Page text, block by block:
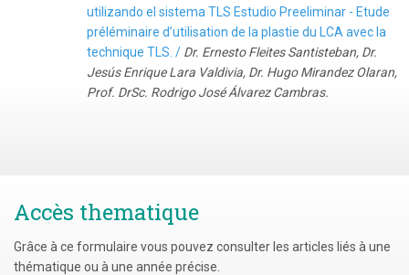
utilizando el sistema TLS Estudio Preeliminar - Etude
préléminaire d’utilisation de la plastie du LCA avec la
technique TLS. / Dr. Ernesto Fleites Santisteban, Dr.
Jesús Enrique Lara Valdivia, Dr. Hugo Mirandez Olaran,
Prof. DrSc. Rodrigo José Álvarez Cambras.
Accès thematique
Grâce à ce formulaire vous pouvez consulter les articles liés à une
thématique ou à une année précise.